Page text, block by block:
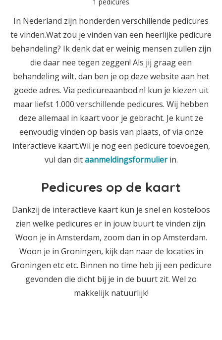
In Nederland zijn honderden verschillende pedicures
te vinden.Wat zou je vinden van een heerlijke pedicure
behandeling? Ik denk dat er weinig mensen zullen zijn
die daar nee tegen zeggen! Als jij graag een
behandeling wilt, dan ben je op deze website aan het
goede adres. Via pedicureaanbod.nl kun je kiezen uit
maar liefst 1.000 verschillende pedicures. Wij hebben
deze allemaal in kaart voor je gebracht. Je kunt ze
eenvoudig vinden op basis van plaats, of via onze
interactieve kaart.Wil je nog een pedicure toevoegen,
vul dan ditaanmeldingsformulierin.
Pedicures op de kaart
Dankzij de interactieve kaart kun je snel en kosteloos
zien welke pedicures er in jouw buurt te vinden zijn.
Woon je in Amsterdam, zoom dan in op Amsterdam.
Woon je in Groningen, kijk dan naar de locaties in
Groningen etc etc. Binnen no time heb jij een pedicure
gevonden die dicht bij je in de buurt zit. Wel zo
makkelijk natuurlijk!